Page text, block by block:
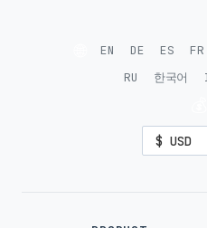
EN DE ES FR
RU
한국어